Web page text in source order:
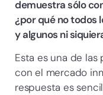
demuestra sólo
¿por qué no todos
y algunos ni
Esta es una de
con el mercado
respuesta es